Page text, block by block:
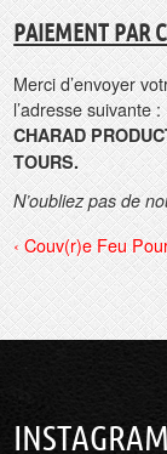
PAIEMENT PAR
Merci d’envoyer
l’adresse suivante :
CHARAD
TOURS.
N’oubliez pas de
‹ Couv(r)e Feu